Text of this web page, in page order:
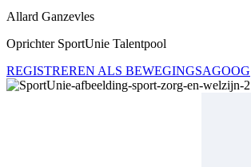
Allard Ganzevles
Oprichter SportUnie Talentpool
REGISTREREN ALS BEWEGINGSAGOOG